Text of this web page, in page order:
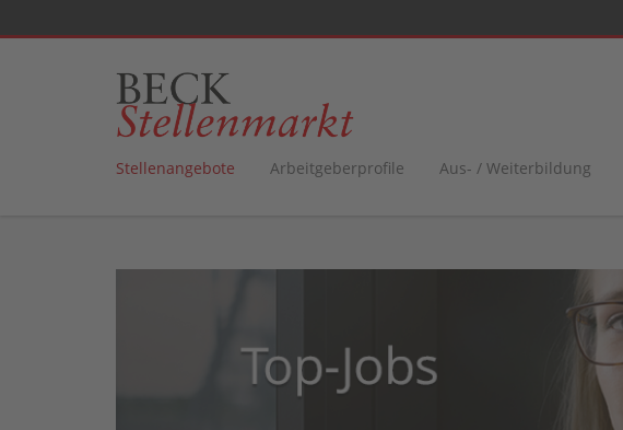
Stellenangebote Arbeitgeberprofile Aus- / Weiterbildung